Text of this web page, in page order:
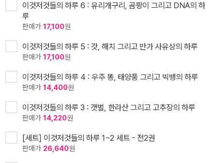
이것저것들의 하루 6 : 유리개구리, 곰팡이 그리고 DNA의 하
루
판매가 17,100원
이것저것들의 하루 5 : 갓, 해치 그리고 반가 사유상의 하루
판매가 17,100원
이것저것들의 하루 4 : 우주 똥, 태양풍 그리고 빅뱅의 하루
판매가 14,400원
이것저것들의 하루 3 : 갯벌, 한라산 그리고 고추장의 하루
판매가 14,220원
[세트] 이것저것들의 하루 1~2 세트 - 전2권
판매가 26,640원